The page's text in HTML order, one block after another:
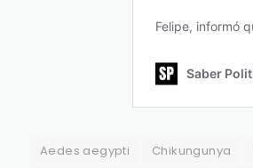
Aedes aegypti Chikungunya